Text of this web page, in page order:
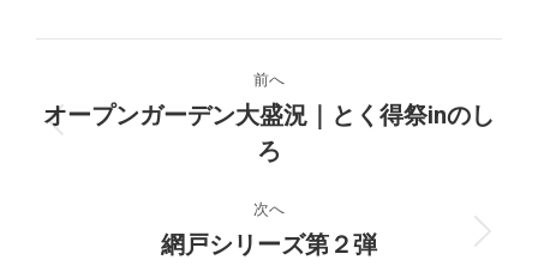
稿
前へ
前
の
稿:
オープンガーデン大盛況｜とく得祭inのし
ろ
次へ
次
網戸シリーズ第２弾